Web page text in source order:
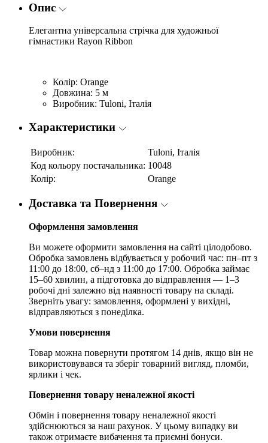
Опис
Елегантна універсальна стрічка для художньої
гімнастики Rayon Ribbon
Колір: Orange
Довжина: 5 м
Виробник: Tuloni, Італія
Характеристики
Виробник:
Tuloni, Італія
Код кольору постачальника: 10048
Колір:
Orange
Доставка та Повернення
Оформлення замовлення
Ви можете оформити замовлення на сайті цілодобово.
Обробка замовлень відбувається у робочий час: пн–пт з
11:00 до 18:00, сб–нд з 11:00 до 17:00. Обробка займає
15–60 хвилин, а підготовка до відправлення — 1–3
робочі дні залежно від наявності товару на складі.
Зверніть увагу: замовлення, оформлені у вихідні,
відправляються з понеділка.
Умови повернення
Товар можна повернути протягом 14 днів, якщо він не
використовувався та зберіг товарний вигляд, пломби,
ярлики і чек.
Повернення товару неналежної якості
Обмін і повернення товару неналежної якості
здійснюються за наш рахунок. У цьому випадку ви
також отримаєте вибачення та приємні бонуси.